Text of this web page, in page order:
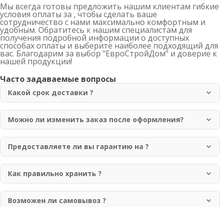
Мы всегда готовы предложить нашим клиентам гибкие
условия оплаты за , чтобы сделать ваше
сотрудничество с нами максимально комфортным и
удобным. Обратитесь к нашим специалистам для
получения подробной информации о доступных
способах оплаты и выберите наиболее подходящий для
вас. Благодарим за выбор "ЕвроСтройДом" и доверие к
нашей продукции!
Часто задаваемые вопросы
Какой срок доставки ?
Доставка осуществляется в течение 1-3 рабочих дней
по Москве и области. Для отдаленных регионов срок
доставки может составлять до 7 рабочих дней.
Можно ли изменить заказ после оформления?
Да, вы можете изменить заказ в течение 2 часов после
оформления. Для этого свяжитесь с нашим менеджером
по телефону +7 (499) 755-98-41.
Предоставляете ли вы гарантию на ?
Да, мы предоставляем гарантию 12 месяцев на всю
нашу продукцию. Гарантия покрывает
производственные дефекты и нарушения качества
материалов.
Как правильно хранить ?
Рекомендуется хранить в сухом, хорошо
проветриваемом помещении, защищенном от прямых
Возможен ли самовывоз ?